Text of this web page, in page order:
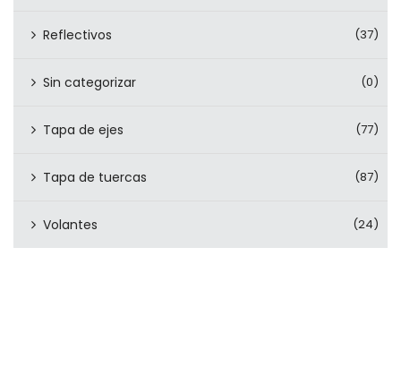
Reflectivos (37)
Sin categorizar (0)
Tapa de ejes (77)
Tapa de tuercas (87)
Volantes (24)